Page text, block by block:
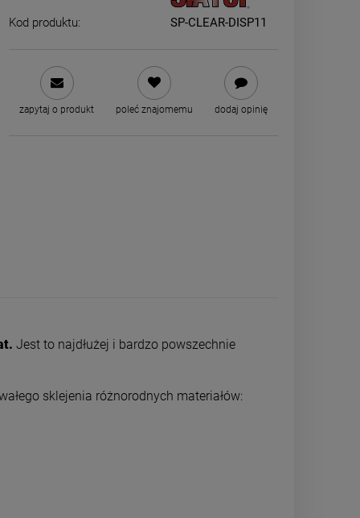
Kod produktu: SP-CLEAR-DISP11
zapytaj o produkt poleć znajomemu dodaj opinię
Jest to najdłużej i bardzo powszechnie
sklejenia różnorodnych materiałów: